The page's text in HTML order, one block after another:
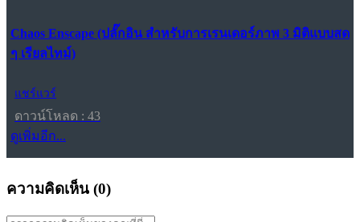
Chaos Enscape (ปลั๊กอิน สำหรับการเรนเดอร์ภาพ 3 มิติแบบสด
ๆ เรียลไทม์)
แชร์แวร์
ดาวน์โหลด : 43
ดูเพิ่มอีก...
ความคิดเห็น (0)